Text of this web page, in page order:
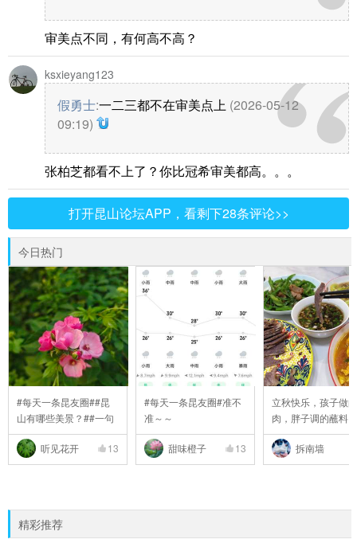
审美点不同，有何高不高？
ksxieyang123
假勇士:一二三都不在审美点上 (2026-05-12
09:19)
张柏芝都看不上了？你比冠希审美都高。。。
打开昆山论坛APP，看剩下28条评论>>
今日热门
#每天一条昆友圈##昆
山有哪些美景？##一句
..
听见花开
13
#每天一条昆友圈#准不
准～～
甜味橙子 13
立秋快乐，孩子做
肉，胖子调的蘸料
..
拆南墙
精彩推荐